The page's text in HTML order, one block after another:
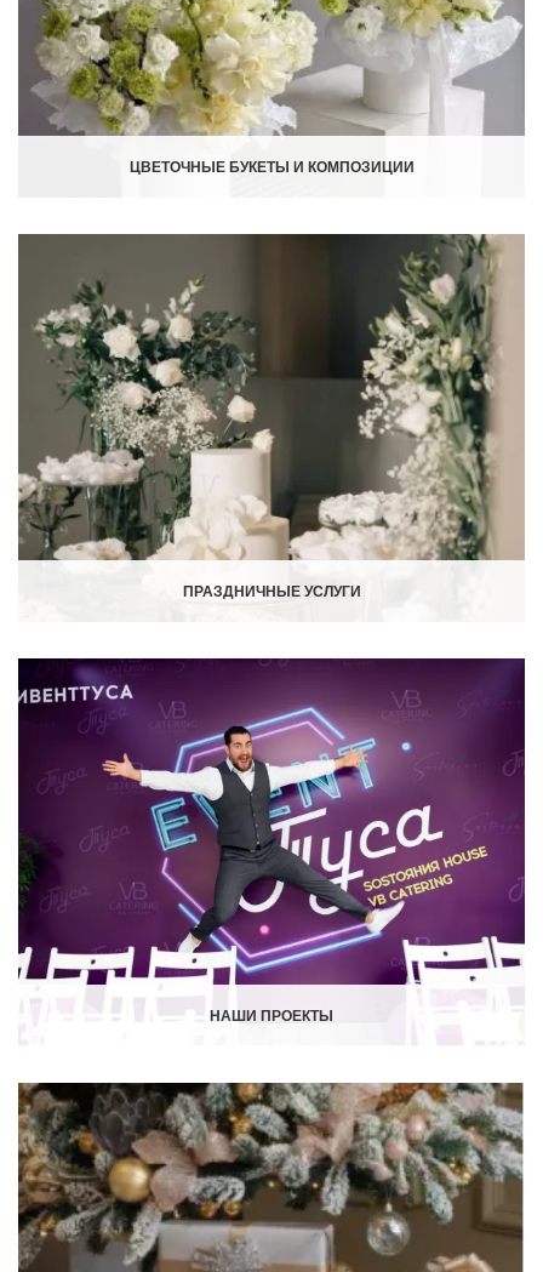
ЦВЕТОЧНЫЕ БУКЕТЫ И КОМПОЗИЦИИ
ПРАЗДНИЧНЫЕ УСЛУГИ
НАШИ ПРОЕКТЫ